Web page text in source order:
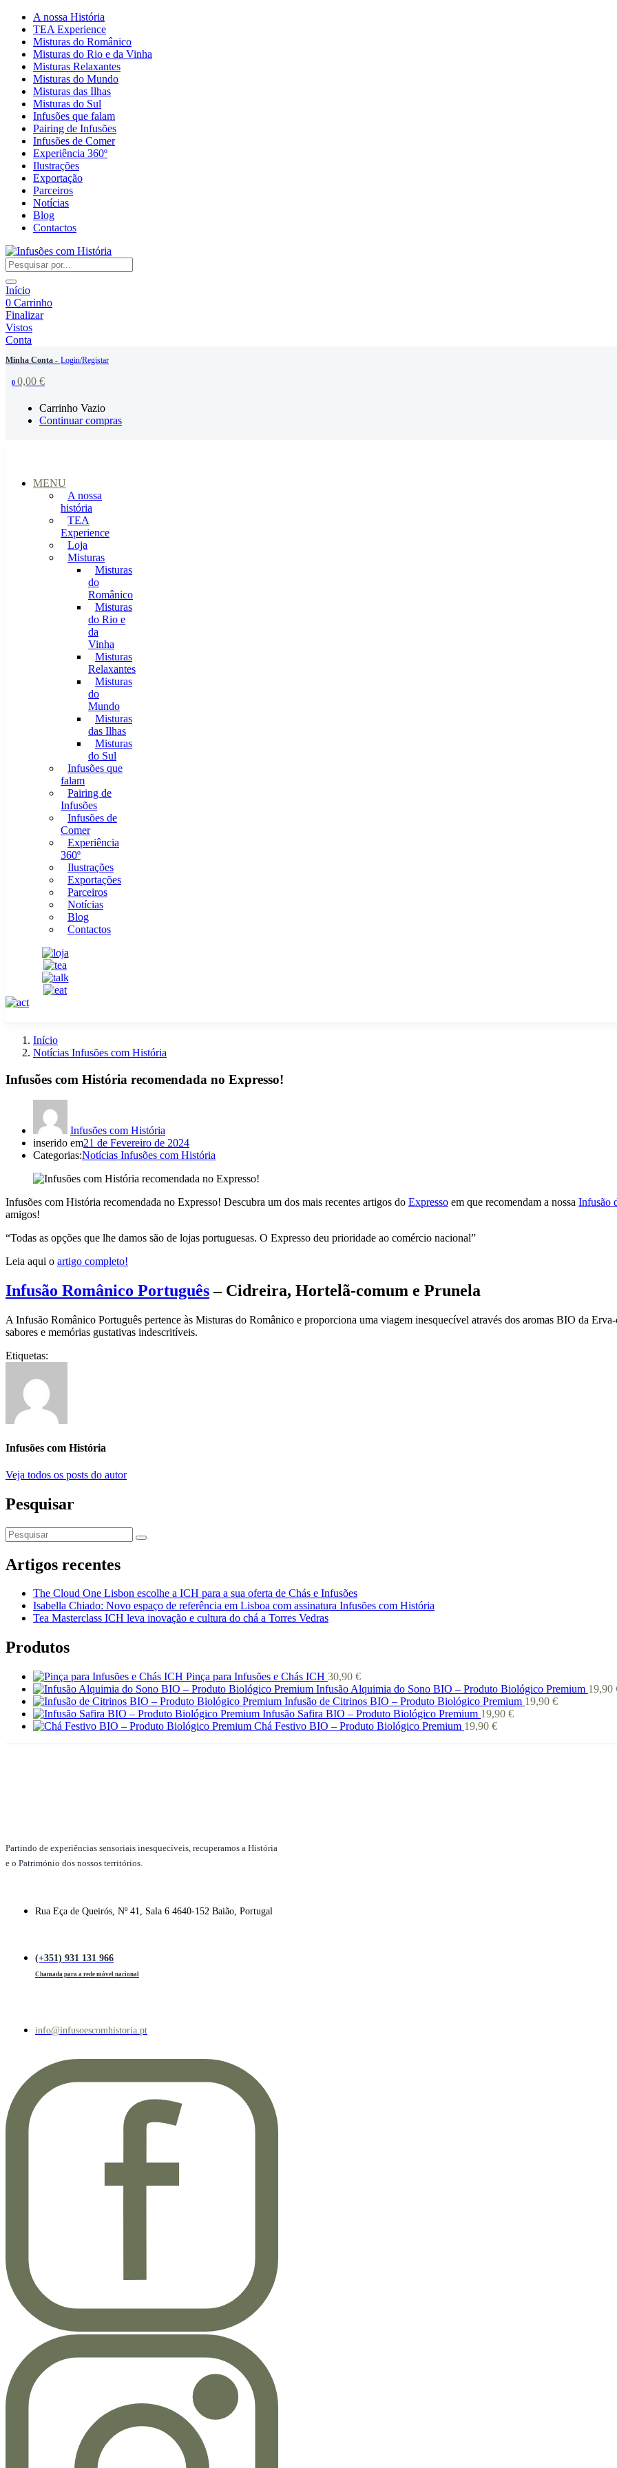
A nossa História
TEA Experience
Misturas do Românico
Misturas do Rio e da Vinha
Misturas Relaxantes
Misturas do Mundo
Misturas das Ilhas
Misturas do Sul
Infusões que falam
Pairing de Infusões
Infusões de Comer
Experiência 360º
Ilustrações
Exportação
Parceiros
Notícias
Blog
Contactos
Início
0 Carrinho
Finalizar
Vistos
Conta
Minha Conta - Login/Registar
0 0,00 €
Carrinho Vazio
Continuar compras
MENU
A nossa
história
TEA
Experience
Loja
Misturas
Misturas
do
Românico
Misturas
do Rio e
da
Vinha
Misturas
Relaxantes
Misturas
do
Mundo
Misturas
das Ilhas
Misturas
do Sul
Infusões que
falam
Pairing de
Infusões
Infusões de
Comer
Experiência
360º
Ilustrações
Exportações
Parceiros
Notícias
Blog
Contactos
Início
Notícias Infusões com História
Infusões com História recomendada no Expresso!
Infusões com História
inserido em21 de Fevereiro de 2024
Categorias:Notícias Infusões com História
Infusões com História recomendada no Expresso! Descubra um dos mais recentes artigos do Expresso em que recomendam a nossa Infusão
amigos!
“Todas as opções que lhe damos são de lojas portuguesas. O Expresso deu prioridade ao comércio nacional”
Leia aqui o artigo completo!
Infusão Românico Português– Cidreira, Hortelã-comum e Prunela
A Infusão Românico Português pertence às Misturas do Românico e proporciona uma viagem inesquecível através dos aromas BIO da
sabores e memórias gustativas indescritíveis.
Etiquetas:
Infusões com História
Veja todos os posts do autor
Pesquisar
Artigos recentes
The Cloud One Lisbon escolhe a ICH para a sua oferta de Chás e Infusões
Isabella Chiado: Novo espaço de referência em Lisboa com assinatura Infusões com História
Tea Masterclass ICH leva inovação e cultura do chá a Torres Vedras
Produtos
Pinça para Infusões e Chás ICH 30,90 €
Infusão Alquimia do Sono BIO – Produto Biológico Premium 19,90
Infusão de Citrinos BIO – Produto Biológico Premium 19,90 €
Infusão Safira BIO – Produto Biológico Premium 19,90 €
Chá Festivo BIO – Produto Biológico Premium 19,90 €
Partindo de experiências sensoriais inesquecíveis, recuperamos a História
e o Património dos nossos territórios.
Rua Eça de Queirós, Nº 41, Sala 6 4640-152 Baião, Portugal
(+351) 931 131 966
Chamada para a rede móvel nacional
info@infusoescomhistoria.pt